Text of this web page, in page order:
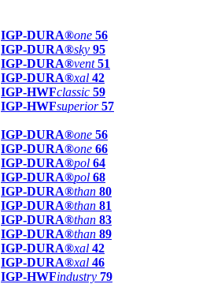
IGP-DURA®one 56
IGP-DURA®sky 95
IGP-DURA®vent 51
IGP-DURA®xal 42
IGP-HWFclassic 59
IGP-HWFsuperior 57
IGP-DURA®one 56
IGP-DURA®one 66
IGP-DURA®pol 64
IGP-DURA®pol 68
IGP-DURA®than 80
IGP-DURA®than 81
IGP-DURA®than 83
IGP-DURA®than 89
IGP-DURA®xal 42
IGP-DURA®xal 46
IGP-HWFindustry 79